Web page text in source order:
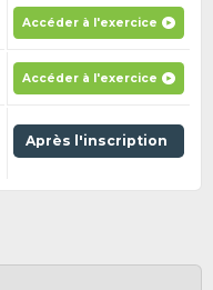
Accéder à l'exercice
Accéder à l'exercice
Après l'inscription